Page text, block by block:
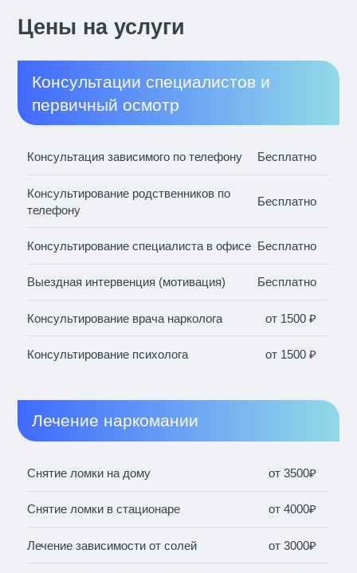
Цены на услуги
Консультации специалистов и
первичный осмотр
Консультация зависимого по телефону Бесплатно
Консультирование родственников по
телефону
Бесплатно
Консультирование специалиста в офисе Бесплатно
Выездная интервенция (мотивация) Бесплатно
Консультирование врача нарколога от 1500 ₽
Консультирование психолога от 1500 ₽
Лечение наркомании
Снятие ломки на дому от 3500₽
Снятие ломки в стационаре от 4000₽
Лечение зависимости от солей от 3000₽